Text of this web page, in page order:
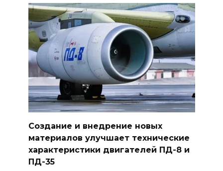
Создание и внедрение новых
материалов улучшает технические
характеристики двигателей ПД-8 и
ПД-35